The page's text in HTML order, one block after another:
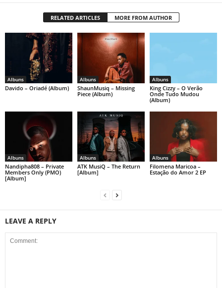
RELATED ARTICLES MORE FROM AUTHOR
Albuns
Davido – Oriadé (Album)
Albuns
ShaunMusiq – Missing
Piece (Album)
Albuns
King Cizzy – O Verão
Onde Tudo Mudou
(Album)
Albuns
Nandipha808 – Private
Members Only (PMO)
[Album]
Albuns
ATK MusiQ – The Return
[Album]
Albuns
Filomena Maricoa –
Estação do Amor 2 EP
LEAVE A REPLY